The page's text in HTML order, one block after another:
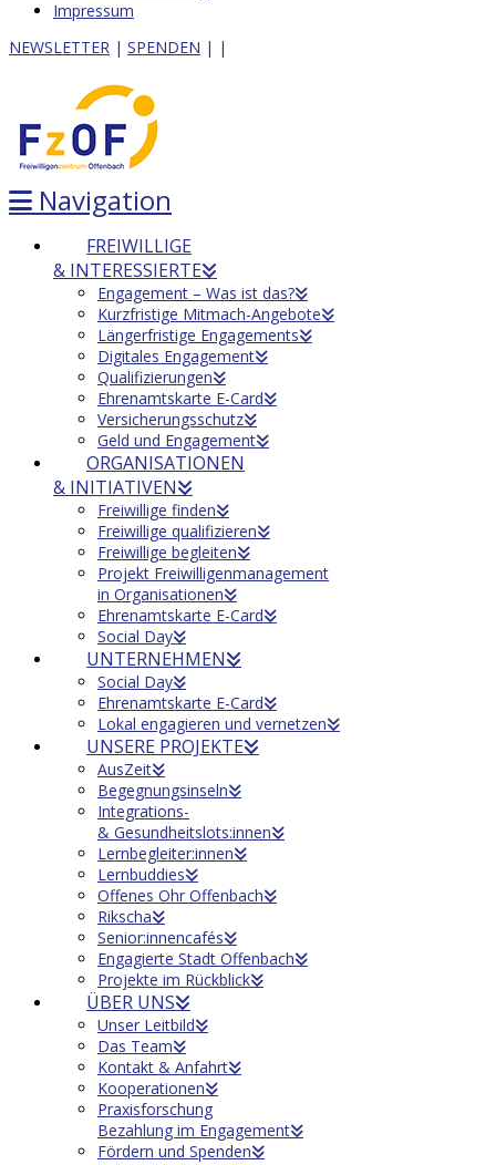
Impressum
NEWSLETTER | SPENDEN | |
Navigation
FREIWILLIGE
& INTERESSIERTE
Engagement – Was ist das?
Kurzfristige Mitmach-Angebote
Längerfristige Engagements
Digitales Engagement
Qualifizierungen
Ehrenamtskarte E-Card
Versicherungsschutz
Geld und Engagement
ORGANISATIONEN
& INITIATIVEN
Freiwillige finden
Freiwillige qualifizieren
Freiwillige begleiten
Projekt Freiwilligenmanagement
in Organisationen
Ehrenamtskarte E-Card
Social Day
UNTERNEHMEN
Social Day
Ehrenamtskarte E-Card
Lokal engagieren und vernetzen
UNSERE PROJEKTE
AusZeit
Begegnungsinseln
Integrations-
& Gesundheitslots:innen
Lernbegleiter:innen
Lernbuddies
Offenes Ohr Offenbach
Rikscha
Senior:innencafés
Engagierte Stadt Offenbach
Projekte im Rückblick
ÜBER UNS
Unser Leitbild
Das Team
Kontakt & Anfahrt
Kooperationen
Praxisforschung
Bezahlung im Engagement
Fördern und Spenden